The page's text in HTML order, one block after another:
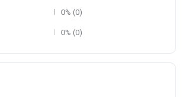
0% (0)
0% (0)